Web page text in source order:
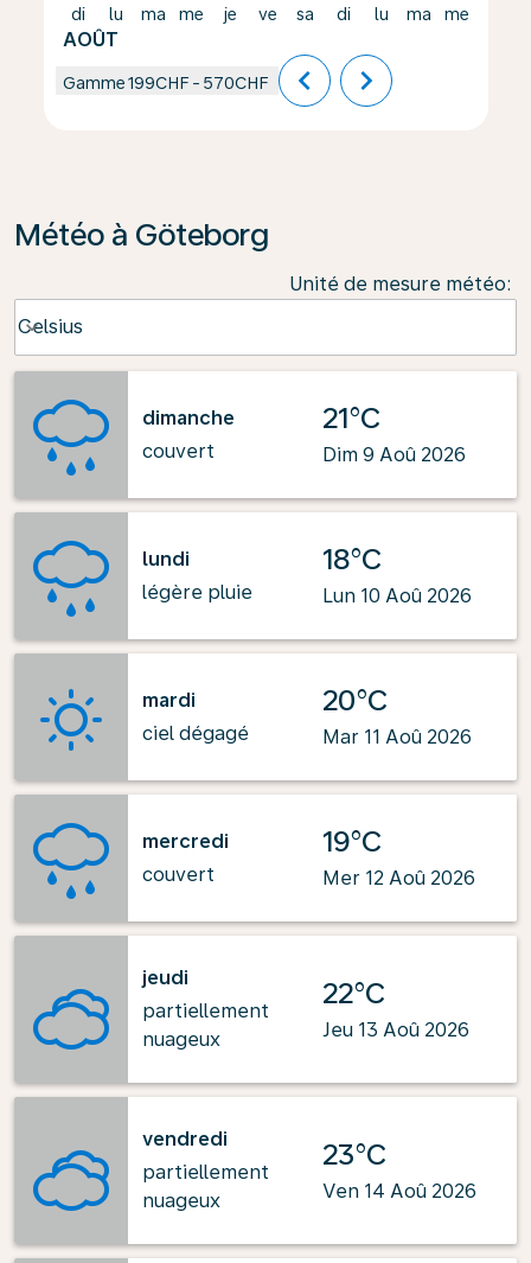
di
AOÛT
lu ma me je ve sa di lu ma me
Gamme199CHF - 570CHF chevron_left chevron_right
Météo à Göteborg
Unité de mesure météo:
Celsius
keyboard_arrow_down
dimanche
couvert
21°C
Dim 9 Aoû 2026
lundi
légère pluie
18°C
Lun 10 Aoû 2026
mardi
ciel dégagé
20°C
Mar 11 Aoû 2026
mercredi
couvert
19°C
Mer 12 Aoû 2026
jeudi
partiellement
nuageux
22°C
Jeu 13 Aoû 2026
vendredi
partiellement
nuageux
23°C
Ven 14 Aoû 2026